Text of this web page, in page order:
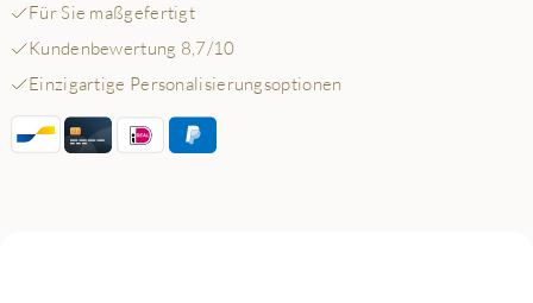
Für Sie maßgefertigt
Kundenbewertung 8,7/10
Einzigartige Personalisierungsoptionen